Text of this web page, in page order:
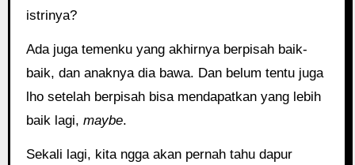
istrinya?
Ada juga temenku yang akhirnya berpisah baik-
baik, dan anaknya dia bawa. Dan belum tentu juga
lho setelah berpisah bisa mendapatkan yang lebih
baik lagi, maybe.
Sekali lagi, kita ngga akan pernah tahu dapur